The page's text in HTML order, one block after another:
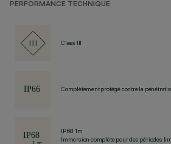
PERFORMANCE TECHNIQUE
Class III
Complètement protégé contre la
IP68 1m
Immersion complète pour des périodes